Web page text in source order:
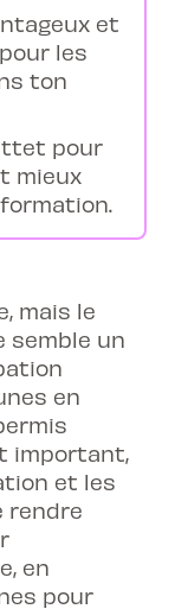
et
les
ton
pour
mieux
mais le
semble un
en
important,
et les
rendre
en
pour